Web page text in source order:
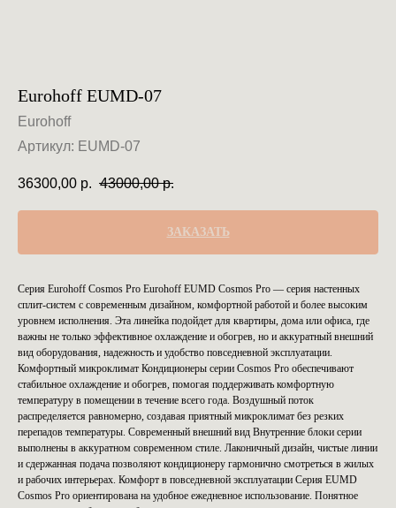
Eurohoff EUMD-07
Eurohoff
Артикул: EUMD-07
36300,00 р. 43000,00 р.
ЗАКАЗАТЬ
Серия Eurohoff Cosmos Pro Eurohoff EUMD Cosmos Pro — серия настенных
сплит-систем с современным дизайном, комфортной работой и более высоким
уровнем исполнения. Эта линейка подойдет для квартиры, дома или офиса, где
важны не только эффективное охлаждение и обогрев, но и аккуратный внешний
вид оборудования, надежность и удобство повседневной эксплуатации.
Комфортный микроклимат Кондиционеры серии Cosmos Pro обеспечивают
стабильное охлаждение и обогрев, помогая поддерживать комфортную
температуру в помещении в течение всего года. Воздушный поток
распределяется равномерно, создавая приятный микроклимат без резких
перепадов температуры. Современный внешний вид Внутренние блоки серии
выполнены в аккуратном современном стиле. Лаконичный дизайн, чистые линии
и сдержанная подача позволяют кондиционеру гармонично смотреться в жилых
и рабочих интерьерах. Комфорт в повседневной эксплуатации Серия EUMD
Cosmos Pro ориентирована на удобное ежедневное использование. Понятное